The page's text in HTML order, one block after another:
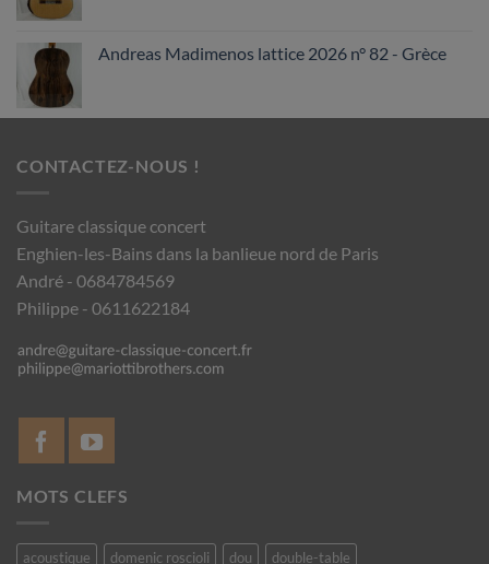
Andreas Madimenos lattice 2026 n° 82 - Grèce
CONTACTEZ-NOUS !
Guitare classique concert
Enghien-les-Bains dans la banlieue nord de Paris
André - 0684784569
Philippe - 0611622184
MOTS CLEFS
acoustique domenic roscioli dou
double-table